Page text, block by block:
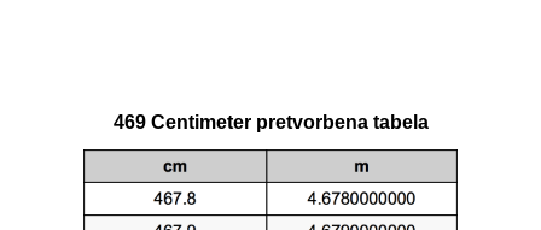
469 Centimeter pretvorbena tabela